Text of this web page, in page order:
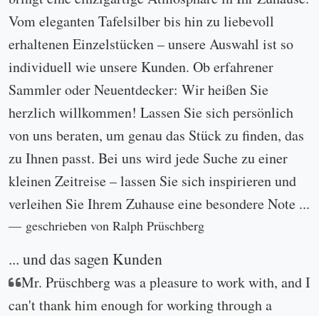
Vom eleganten Tafelsilber bis hin zu liebevoll
erhaltenen Einzelstücken – unsere Auswahl ist so
individuell wie unsere Kunden. Ob erfahrener
Sammler oder Neuentdecker: Wir heißen Sie
herzlich willkommen! Lassen Sie sich persönlich
von uns beraten, um genau das Stück zu finden, das
zu Ihnen passt. Bei uns wird jede Suche zu einer
kleinen Zeitreise – lassen Sie sich inspirieren und
verleihen Sie Ihrem Zuhause eine besondere Note ...
geschrieben von Ralph Prüschberg
... und das sagen Kunden
Mr. Prüschberg was a pleasure to work with, and I
can't thank him enough for working through a